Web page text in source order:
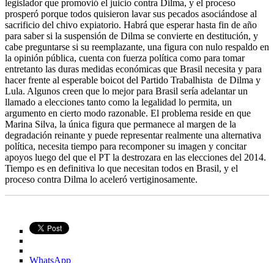
legislador que promovió el juicio contra Dilma, y el proceso
prosperó porque todos quisieron lavar sus pecados asociándose al
sacrificio del chivo expiatorio. Habrá que esperar hasta fin de año
para saber si la suspensión de Dilma se convierte en destitución, y
cabe preguntarse si su reemplazante, una figura con nulo respaldo en
la opinión pública, cuenta con fuerza política como para tomar
entretanto las duras medidas económicas que Brasil necesita y para
hacer frente al esperable boicot del Partido Trabalhista de Dilma y
Lula. Algunos creen que lo mejor para Brasil sería adelantar un
llamado a elecciones tanto como la legalidad lo permita, un
argumento en cierto modo razonable. El problema reside en que
Marina Silva, la única figura que permanece al margen de la
degradación reinante y puede representar realmente una alternativa
política, necesita tiempo para recomponer su imagen y concitar
apoyos luego del que el PT la destrozara en las elecciones del 2014.
Tiempo es en definitiva lo que necesitan todos en Brasil, y el
proceso contra Dilma lo aceleró vertiginosamente.
WhatsApp